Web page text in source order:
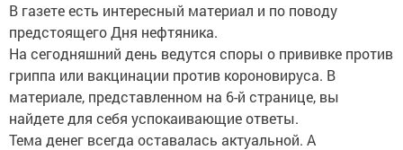
В газете есть интересный материал и по поводу
предстоящего Дня нефтяника.
На сегодняшний день ведутся споры о прививке против
гриппа или вакцинации против короновируса. В
материале, представленном на 6-й странице, вы
найдете для себя успокаивающие ответы.
Тема денег всегда оставалась актуальной. А